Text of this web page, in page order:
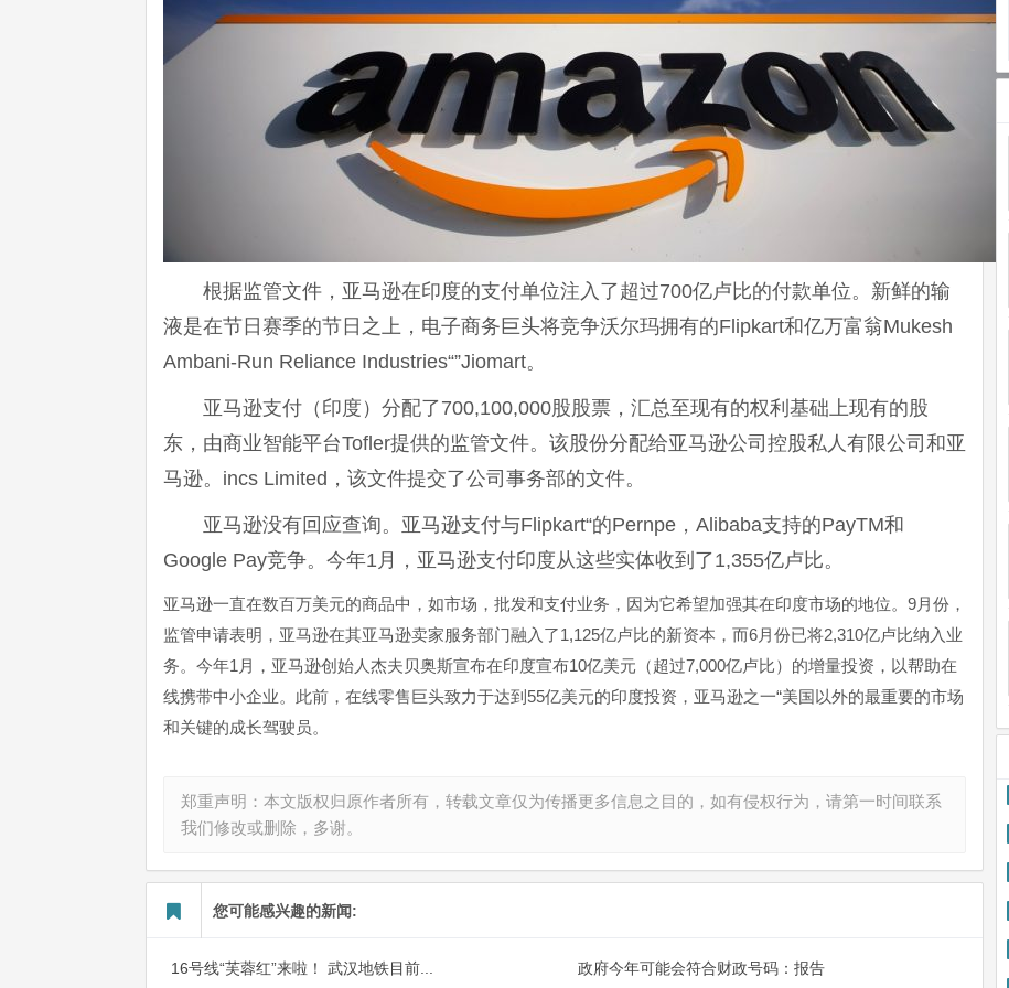
根据监管文件，亚马逊在印度的支付单位注入了超过700亿卢比的付款单位。新鲜的输
液是在节日赛季的节日之上，电子商务巨头将竞争沃尔玛拥有的Flipkart和亿万富翁Mukesh
Ambani-Run Reliance Industries“”Jiomart。
亚马逊支付（印度）分配了700,100,000股股票，汇总至现有的权利基础上现有的股
东，由商业智能平台Tofler提供的监管文件。该股份分配给亚马逊公司控股私人有限公司和亚
马逊。incs Limited，该文件提交了公司事务部的文件。
亚马逊没有回应查询。亚马逊支付与Flipkart“的Pernpe，Alibaba支持的PayTM和
Google Pay竞争。今年1月，亚马逊支付印度从这些实体收到了1,355亿卢比。
亚马逊一直在数百万美元的商品中，如市场，批发和支付业务，因为它希望加强其在印度市场的地位。9月份，
监管申请表明，亚马逊在其亚马逊卖家服务部门融入了1,125亿卢比的新资本，而6月份已将2,310亿卢比纳入业
务。今年1月，亚马逊创始人杰夫贝奥斯宣布在印度宣布10亿美元（超过7,000亿卢比）的增量投资，以帮助在
线携带中小企业。此前，在线零售巨头致力于达到55亿美元的印度投资，亚马逊之一“美国以外的最重要的市场
和关键的成长驾驶员。
郑重声明：本文版权归原作者所有，转载文章仅为传播更多信息之目的，如有侵权行为，请第一时间联系
我们修改或删除，多谢。
您可能感兴趣的新闻:
16号线“芙蓉红”来啦！ 武汉地铁目前... 政府今年可能会符合财政号码：报告